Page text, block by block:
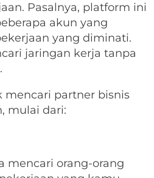
Pasalnya, platform ini
akun yang
yang diminati.
jaringan kerja tanpa
mencari partner bisnis
mulai dari:
mencari orang-orang